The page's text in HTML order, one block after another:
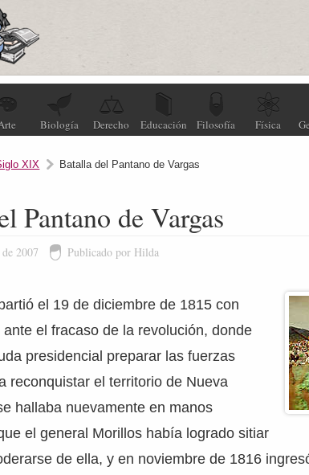
Biología Derecho Educación Filosofía Física
XIX Batalla del Pantano de Vargas
Pantano de Vargas
2007 Publicado por Hilda
el 19 de diciembre de 1815 con
el fracaso de la revolución, donde
presidencial preparar las fuerzas
reconquistar el territorio de Nueva
hallaba nuevamente en manos
el general Morillos había logrado sitiar
de ella, y en noviembre de 1816